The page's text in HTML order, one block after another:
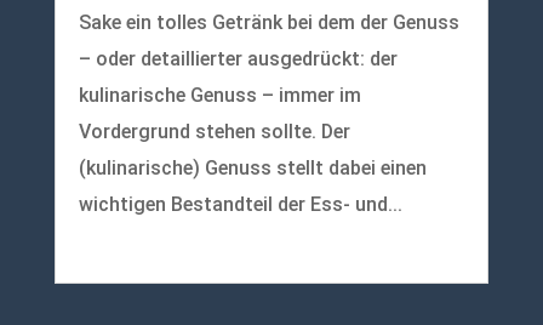
Sake ein tolles Getränk bei dem der Genuss
– oder detaillierter ausgedrückt: der
kulinarische Genuss – immer im
Vordergrund stehen sollte. Der
(kulinarische) Genuss stellt dabei einen
wichtigen Bestandteil der Ess- und...